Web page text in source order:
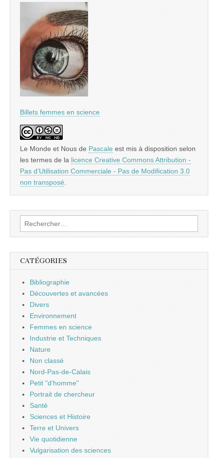
Billets femmes en science
Le Monde et Nous de Pascale est mis à disposition selon
les termes de la licence Creative Commons Attribution -
Pas d’Utilisation Commerciale - Pas de Modification 3.0
non transposé
Rechercher :
CATÉGORIES
Bibliographie
Découvertes et avancées
Divers
Environnement
Femmes en science
Industrie et Techniques
Nature
Non classé
Nord-Pas-de-Calais
Petit "d'homme"
Portrait de chercheur
Santé
Sciences et Histoire
Terre et Univers
Vie quotidienne
Vulgarisation des sciences